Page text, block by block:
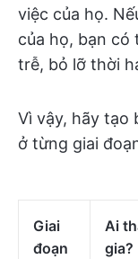
việc của họ.
của họ, bạn có
trễ, bỏ lỡ thời
Vì vậy, hãy tạo
ở từng giai
Giai
đoạn
Ai
gia?